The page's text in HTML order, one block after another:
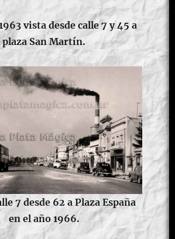
vista desde calle 7 y 45 a
plaza San Martín.
7 desde 62 a Plaza España
en el año 1966.